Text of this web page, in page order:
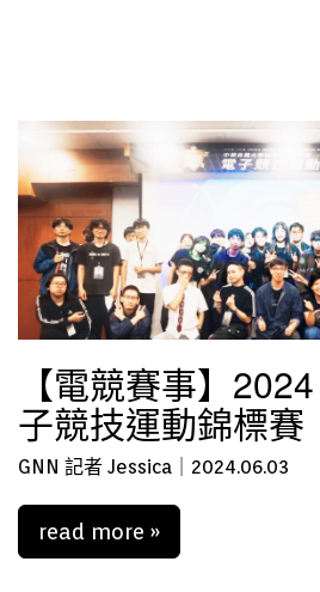
【電競賽事】
子競技運動錦標賽
GNN 記者 Jessica｜2024.06.03
read more »